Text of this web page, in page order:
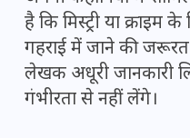
है कि मिस्ट्री या क्राइम
गहराई में जाने की
लेखक अधूरी जानकारी
गंभीरता से नहीं लेंगे।